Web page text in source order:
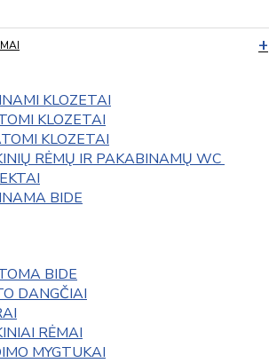
KLOZETAI
KLOZETAI
KLOZETAI
RĖMŲ IR PAKABINAMŲ WC
BIDE
BIDE
DANGČIAI
RĖMAI
MYGTUKAI